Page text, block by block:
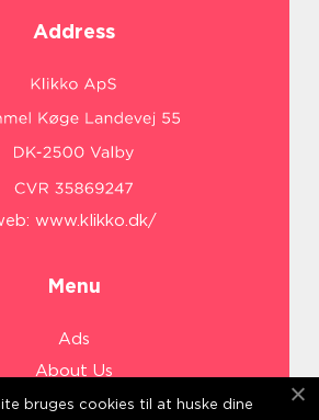
Address
www.klikko.dk/
Menu
Ads
About Us
Cookies
bruges cookies til at huske dine